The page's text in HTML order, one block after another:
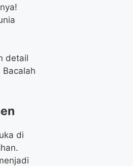
detail
di